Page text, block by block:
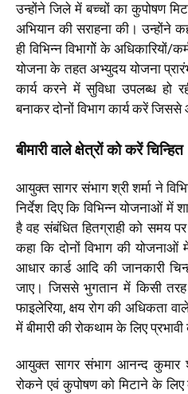
उन्होंने जिले में बच्चों का कुपोषण
अभियान की सराहना की। उन्होंने
ही विभिन्न विभागोें के अधिकारियों/
योजना के तहत अभ्युदय योजना
कार्य करने में सुविधा उपलब्ध
बनाकर दोनों विभाग कार्य करें
बीमारी वाले क्षेत्रों को करें चिन्हित
आयुक्त सागर संभाग श्री शर्मा ने
निर्देश दिए कि विभिन्न योजनाओं में
है वह संबंधित हितग्राही को समय
कहा कि दोनों विभाग की योजनाओं
आधार कार्ड आदि की जानकारी
जाए। जिससे भुगतान में किसी तरह
फाइलेरिया, क्षय रोग की अधिकता
में बीमारी की रोकथाम के लिए
आयुक्त सागर संभाग आनन्द कुमार
रोकने एवं कुपोषण को मिटाने के लिए